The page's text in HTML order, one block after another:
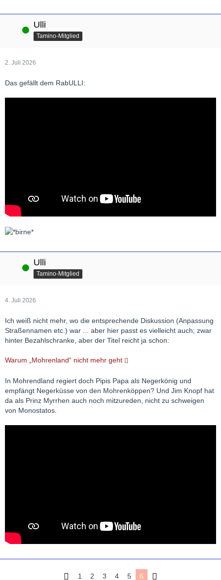
Online Ulli
Tamino-Mitglied
2. Juli 2026
Das gefällt dem RabULLI:
Online Ulli
Tamino-Mitglied
4. Juli 2026
Ich weiß nicht mehr, wo die entsprechende Diskussion (Anpassung
Straßennamen etc.) war ... aber hier passt es vielleicht auch; zwar
hinter Bezahlschranke, aber der Titel reicht ja schon:
Warum „Mohrenland“ nicht mehr geht
In Mohrendland regiert doch Pipis Papa als Negerkönig und
empfängt Negerküsse von den Mohrenköppen? Und Jim Knopf hat
da als Prinz Myrrhen auch noch mitzureden, nicht zu schweigen
von Monostatos.
1 2 3 4 5 6